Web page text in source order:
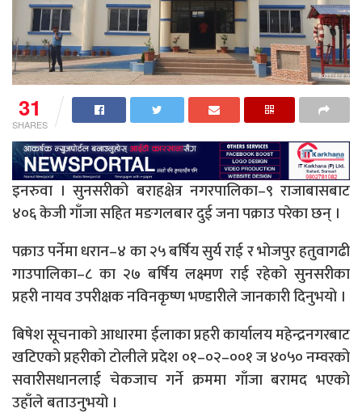
31
SHARES
इनरुवा । सुनसरीको बराहक्षेत्र नगरपालिका–९ राजाबासबाट
४०६ केजी गाँजा सहित मङगलबार दुई जना पक्राउ परेका छन् ।
पक्राउ पर्नेमा धरान–४ का २५ बर्षिय सुर्य राई र भोजपुर हतुवागढी
गाउपालिका–८ का २७ बर्षिय लक्ष्मण राई रहेको सुनसरीका
प्रहरी नायव उपरीक्षक नविनकृष्ण भण्डारीले जानकारी दिनुभयो ।
बिषेश सूचनाको आधारमा ईलाका प्रहरी कार्यालय महेन्द्रनगरबाट
खटिएको प्रहरीको टोलीले प्रदेश ०१–०२–००१ ज ४०५० नम्वरको
सवारीसधानलाई चेकजाच गर्ने क्रममा गाँजा बरामद भएको
उहाँले बताउनुभयो ।